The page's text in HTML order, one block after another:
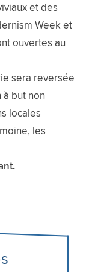
et des
Week et
ouvertes au
sera reversée
à but non
locales
les